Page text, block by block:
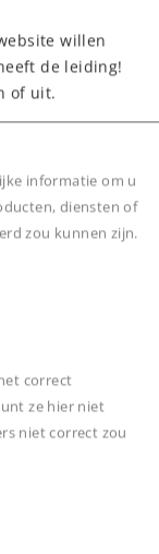
willen
de leiding!
of uit.
informatie om u
diensten of
zou kunnen zijn.
correct
ze hier niet
niet correct zou